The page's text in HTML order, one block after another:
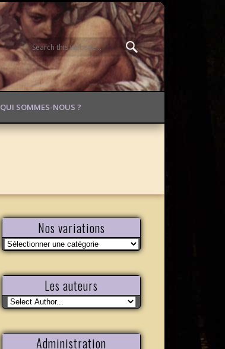
QUI SOMMES-NOUS ?
Nos variations
Nos
variations
Les auteurs
Administration